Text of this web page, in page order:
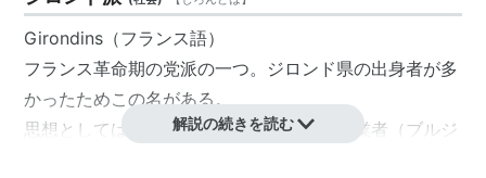
Girondins（フランス語）
フランス革命期の党派の一つ。 ジロンド県の出身者が多
かったためこの名がある。
思想としては穏健共和派。支持基盤は商工業者（ ブルジ
解説の続きを読む